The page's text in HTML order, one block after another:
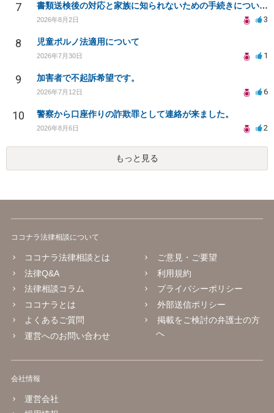
7 書類送検後の対応と家族に知られないための手続きについて相談
2026年8月2日 3
8 児童ポルノ法適用について
2026年7月30日 1
9 加害者で不起訴希望です。
2026年7月12日 6
10 警察から口座作りの詐欺罪として連絡が来ました。
2026年8月6日 2
もっと見る
ココナラ法律相談について
ココナラ法律相談とは
法律Q&A
法律相談コラム
ココナラとは
よくあるご質問
運営へのお問い合わせ
ご意見・ご要望
利用規約
プライバシーポリシー
外部送信ポリシー
掲載をご検討の弁護士の方
へ
会社情報
運営会社